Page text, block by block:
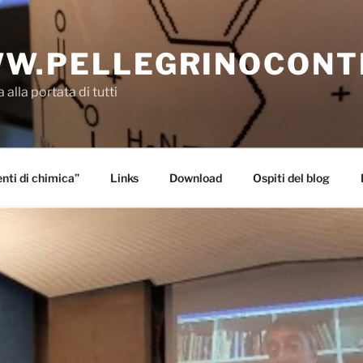
alla portata di tutti
di chimica” Links Download Ospiti del blog